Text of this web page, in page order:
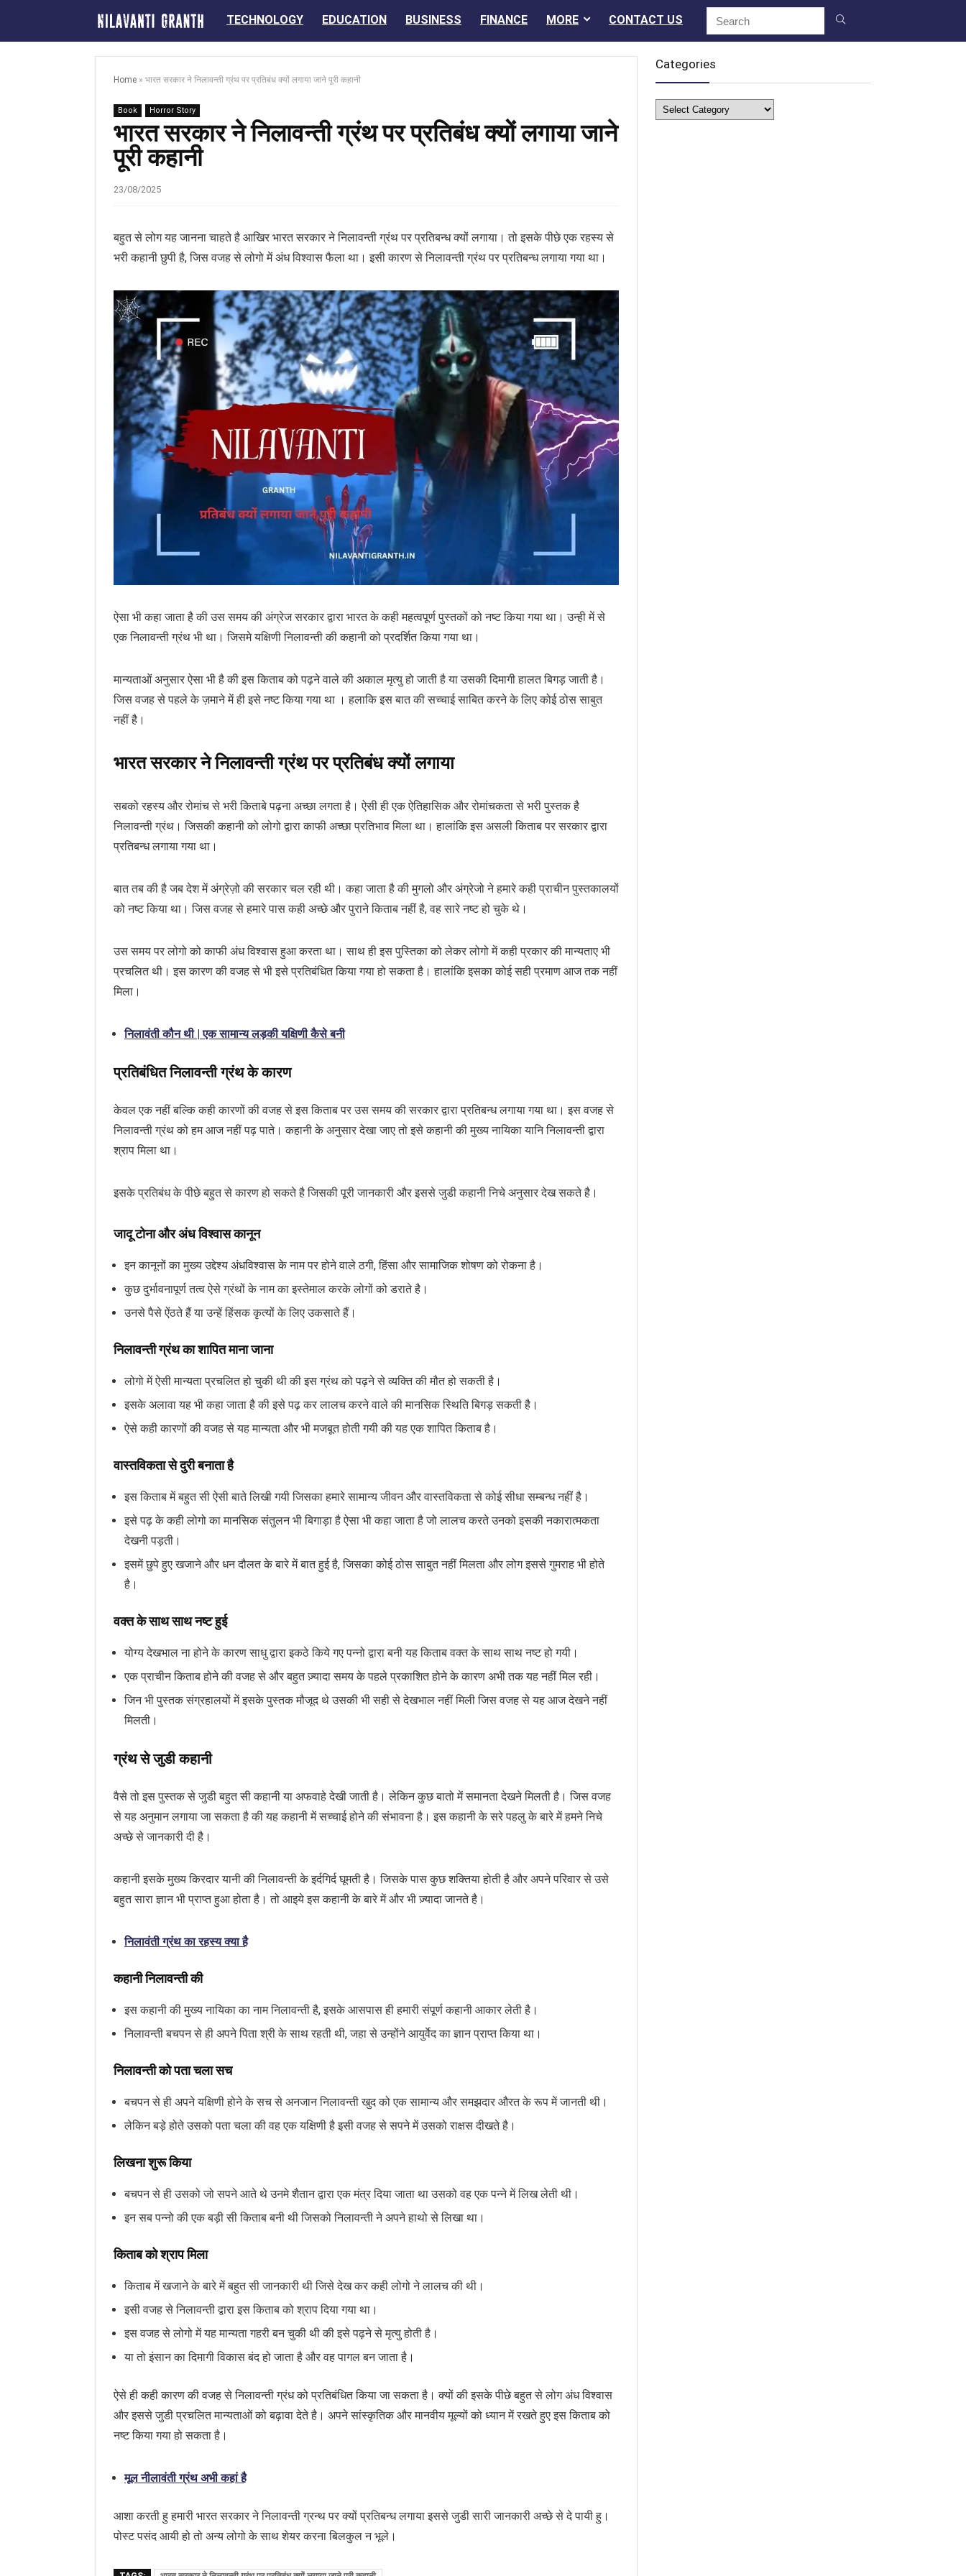
TECHNOLOGY EDUCATION BUSINESS FINANCE MORE CONTACT US
Home » भारत सरकार ने निलावन्ती ग्रंथ पर प्रतिबंध क्यों लगाया जाने पूरी कहानी
Book Horror Story
भारत सरकार ने निलावन्ती ग्रंथ पर प्रतिबंध क्यों लगाया जाने
पूरी कहानी
23/08/2025
बहुत से लोग यह जानना चाहते है आखिर भारत सरकार ने निलावन्ती ग्रंथ पर प्रतिबन्ध क्यों लगाया। तो इसके पीछे एक रहस्य से
भरी कहानी छुपी है, जिस वजह से लोगो में अंध विश्वास फैला था। इसी कारण से निलावन्ती ग्रंथ पर प्रतिबन्ध लगाया गया था।
ऐसा भी कहा जाता है की उस समय की अंग्रेज सरकार द्वारा भारत के कही महत्वपूर्ण पुस्तकों को नष्ट किया गया था। उन्ही में से
एक निलावन्ती ग्रंथ भी था। जिसमे यक्षिणी निलावन्ती की कहानी को प्रदर्शित किया गया था।
मान्यताओं अनुसार ऐसा भी है की इस किताब को पढ़ने वाले की अकाल मृत्यु हो जाती है या उसकी दिमागी हालत बिगड़ जाती है।
जिस वजह से पहले के ज़माने में ही इसे नष्ट किया गया था । हलाकि इस बात की सच्चाई साबित करने के लिए कोई ठोस साबुत
नहीं है।
भारत सरकार ने निलावन्ती ग्रंथ पर प्रतिबंध क्यों लगाया
सबको रहस्य और रोमांच से भरी किताबे पढ़ना अच्छा लगता है। ऐसी ही एक ऐतिहासिक और रोमांचकता से भरी पुस्तक है
निलावन्ती ग्रंथ। जिसकी कहानी को लोगो द्वारा काफी अच्छा प्रतिभाव मिला था। हालांकि इस असली किताब पर सरकार द्वारा
प्रतिबन्ध लगाया गया था।
बात तब की है जब देश में अंग्रेज़ो की सरकार चल रही थी। कहा जाता है की मुगलो और अंग्रेजो ने हमारे कही प्राचीन पुस्तकालयों
को नष्ट किया था। जिस वजह से हमारे पास कही अच्छे और पुराने किताब नहीं है, वह सारे नष्ट हो चुके थे।
उस समय पर लोगो को काफी अंध विश्वास हुआ करता था। साथ ही इस पुस्तिका को लेकर लोगो में कही प्रकार की मान्यताए भी
प्रचलित थी। इस कारण की वजह से भी इसे प्रतिबंधित किया गया हो सकता है। हालांकि इसका कोई सही प्रमाण आज तक नहीं
मिला।
निलावंती कौन थी | एक सामान्य लड़की यक्षिणी कैसे बनी
प्रतिबंधित निलावन्ती ग्रंथ के कारण
केवल एक नहीं बल्कि कही कारणों की वजह से इस किताब पर उस समय की सरकार द्वारा प्रतिबन्ध लगाया गया था। इस वजह से
निलावन्ती ग्रंथ को हम आज नहीं पढ़ पाते। कहानी के अनुसार देखा जाए तो इसे कहानी की मुख्य नायिका यानि निलावन्ती द्वारा
श्राप मिला था।
इसके प्रतिबंध के पीछे बहुत से कारण हो सकते है जिसकी पूरी जानकारी और इससे जुडी कहानी निचे अनुसार देख सकते है।
जादू टोना और अंध विश्वास कानून
इन कानूनों का मुख्य उद्देश्य अंधविश्वास के नाम पर होने वाले ठगी, हिंसा और सामाजिक शोषण को रोकना है।
कुछ दुर्भावनापूर्ण तत्व ऐसे ग्रंथों के नाम का इस्तेमाल करके लोगों को डराते है।
उनसे पैसे ऐंठते हैं या उन्हें हिंसक कृत्यों के लिए उकसाते हैं।
निलावन्ती ग्रंथ का शापित माना जाना
लोगो में ऐसी मान्यता प्रचलित हो चुकी थी की इस ग्रंथ को पढ़ने से व्यक्ति की मौत हो सकती है।
इसके अलावा यह भी कहा जाता है की इसे पढ़ कर लालच करने वाले की मानसिक स्थिति बिगड़ सकती है।
ऐसे कही कारणों की वजह से यह मान्यता और भी मजबूत होती गयी की यह एक शापित किताब है।
वास्तविकता से दुरी बनाता है
इस किताब में बहुत सी ऐसी बाते लिखी गयी जिसका हमारे सामान्य जीवन और वास्तविकता से कोई सीधा सम्बन्ध नहीं है।
इसे पढ़ के कही लोगो का मानसिक संतुलन भी बिगाड़ा है ऐसा भी कहा जाता है जो लालच करते उनको इसकी नकारात्मकता
देखनी पड़ती।
इसमें छुपे हुए खजाने और धन दौलत के बारे में बात हुई है, जिसका कोई ठोस साबुत नहीं मिलता और लोग इससे गुमराह भी होते
है।
वक्त के साथ साथ नष्ट हुई
योग्य देखभाल ना होने के कारण साधु द्वारा इकठे किये गए पन्नो द्वारा बनी यह किताब वक्त के साथ साथ नष्ट हो गयी।
एक प्राचीन किताब होने की वजह से और बहुत ज़्यादा समय के पहले प्रकाशित होने के कारण अभी तक यह नहीं मिल रही।
जिन भी पुस्तक संग्रहालयों में इसके पुस्तक मौजूद थे उसकी भी सही से देखभाल नहीं मिली जिस वजह से यह आज देखने नहीं
मिलती।
ग्रंथ से जुडी कहानी
वैसे तो इस पुस्तक से जुडी बहुत सी कहानी या अफवाहे देखी जाती है। लेकिन कुछ बातो में समानता देखने मिलती है। जिस वजह
से यह अनुमान लगाया जा सकता है की यह कहानी में सच्चाई होने की संभावना है। इस कहानी के सरे पहलु के बारे में हमने निचे
अच्छे से जानकारी दी है।
कहानी इसके मुख्य किरदार यानी की निलावन्ती के इर्दगिर्द घूमती है। जिसके पास कुछ शक्तिया होती है और अपने परिवार से उसे
बहुत सारा ज्ञान भी प्राप्त हुआ होता है। तो आइये इस कहानी के बारे में और भी ज़्यादा जानते है।
निलावंती ग्रंथ का रहस्य क्या है
कहानी निलावन्ती की
इस कहानी की मुख्य नायिका का नाम निलावन्ती है, इसके आसपास ही हमारी संपूर्ण कहानी आकार लेती है।
निलावन्ती बचपन से ही अपने पिता श्री के साथ रहती थी, जहा से उन्होंने आयुर्वेद का ज्ञान प्राप्त किया था।
निलावन्ती को पता चला सच
बचपन से ही अपने यक्षिणी होने के सच से अनजान निलावन्ती खुद को एक सामान्य और समझदार औरत के रूप में जानती थी।
लेकिन बड़े होते उसको पता चला की वह एक यक्षिणी है इसी वजह से सपने में उसको राक्षस दीखते है।
लिखना शुरू किया
बचपन से ही उसको जो सपने आते थे उनमे शैतान द्वारा एक मंत्र दिया जाता था उसको वह एक पन्ने में लिख लेती थी।
इन सब पन्नो की एक बड़ी सी किताब बनी थी जिसको निलावन्ती ने अपने हाथो से लिखा था।
किताब को श्राप मिला
किताब में खजाने के बारे में बहुत सी जानकारी थी जिसे देख कर कही लोगो ने लालच की थी।
इसी वजह से निलावन्ती द्वारा इस किताब को श्राप दिया गया था।
इस वजह से लोगो में यह मान्यता गहरी बन चुकी थी की इसे पढ़ने से मृत्यु होती है।
या तो इंसान का दिमागी विकास बंद हो जाता है और वह पागल बन जाता है।
ऐसे ही कही कारण की वजह से निलावन्ती ग्रंध को प्रतिबंधित किया जा सकता है। क्यों की इसके पीछे बहुत से लोग अंध विश्वास
और इससे जुडी प्रचलित मान्यताओं को बढ़ावा देते है। अपने सांस्कृतिक और मानवीय मूल्यों को ध्यान में रखते हुए इस किताब को
नष्ट किया गया हो सकता है।
मूल नीलावंती ग्रंथ अभी कहां है
आशा करती हु हमारी भारत सरकार ने निलावन्ती ग्रन्थ पर क्यों प्रतिबन्ध लगाया इससे जुडी सारी जानकारी अच्छे से दे पायी हु।
पोस्ट पसंद आयी हो तो अन्य लोगो के साथ शेयर करना बिलकुल न भूले।
Categories
Categories